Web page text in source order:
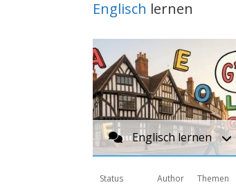
Englisch lernen
Englisch lernen
Status Author Themen